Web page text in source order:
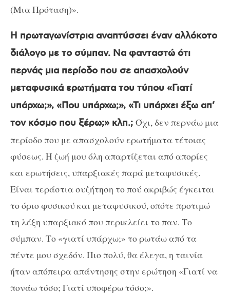
(Μια Πρόταση)».
Η πρωταγωνίστρια αναπτύσσει έναν αλλόκοτο
διάλογο με το σύμπαν. Να φανταστώ ότι
περνάς μια περίοδο που σε απασχολούν
μεταφυσικά ερωτήματα του τύπου «Γιατί
υπάρχω;», «Που υπάρχω;», «Τι υπάρχει έξω απ’
τον κόσμο που ξέρω;» κλπ.; Όχι, δεν περνάω μια
περίοδο που με απασχολούν ερωτήματα τέτοιας
φύσεως. Η ζωή μου όλη απαρτίζεται από απορίες
και ερωτήσεις, υπαρξιακές παρά μεταφυσικές.
Είναι τεράστια συζήτηση το πού ακριβώς έγκειται
το όριο φυσικού και μεταφυσικού, οπότε προτιμώ
τη λέξη υπαρξιακό που περικλείει το παν. Το
σύμπαν. Το «γιατί υπάρχω;» το ρωτάω από τα
πέντε μου σχεδόν. Πιο πολύ, θα έλεγα, η ταινία
ήταν απόπειρα απάντησης στην ερώτηση «Γιατί να
πονάω τόσο; Γιατί υποφέρω τόσο;».